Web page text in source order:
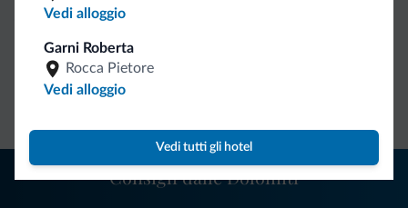
Vedi alloggio
Garni Roberta
Rocca Pietore
Vedi alloggio
Vedi tutti gli hotel
Vantaggi esclusivi Dolomiti.it
Contatto
Consigli dalle Dolomiti